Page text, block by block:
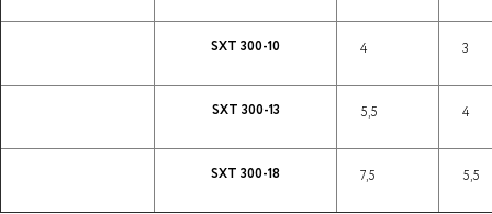
SXT 300-10 4 3
SXT 300-13 5,5 4
SXT 300-18 7,5 5,5